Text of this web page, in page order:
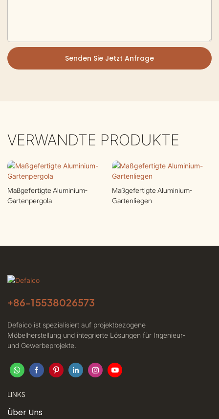
Senden Sie Jetzt Anfrage
VERWANDTE PRODUKTE
Maßgefertigte Aluminium-
Gartenpergola
Maßgefertigte Aluminium-
Gartenliegen
+86-15538026573
Defaico ist spezialisiert auf projektbezogene
Möbelherstellung und integrierte Lösungen für Ingenieur-
und Gewerbeprojekte.
LINKS
Über Uns